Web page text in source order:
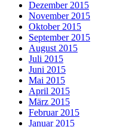
Dezember 2015
November 2015
Oktober 2015
September 2015
August 2015
Juli 2015
Juni 2015
Mai 2015
April 2015
März 2015
Februar 2015
Januar 2015